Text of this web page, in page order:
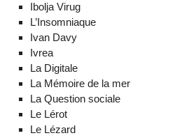
Ibolja Virug
L’Insomniaque
Ivan Davy
Ivrea
La Digitale
La Mémoire de la mer
La Question sociale
Le Lérot
Le Lézard